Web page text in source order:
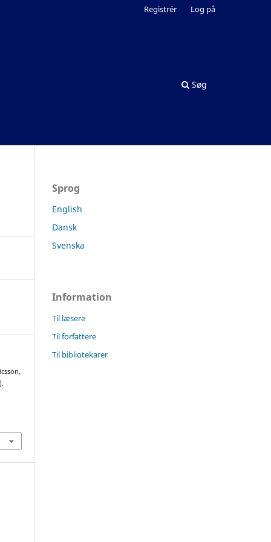
Søg
Registrér Log på
Sprog
English
Dansk
Svenska
Information
Til læsere
Til forfattere
Til bibliotekarer